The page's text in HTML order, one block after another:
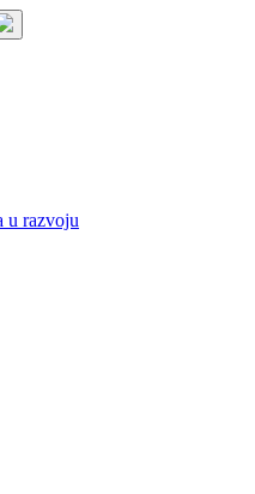
u razvoju